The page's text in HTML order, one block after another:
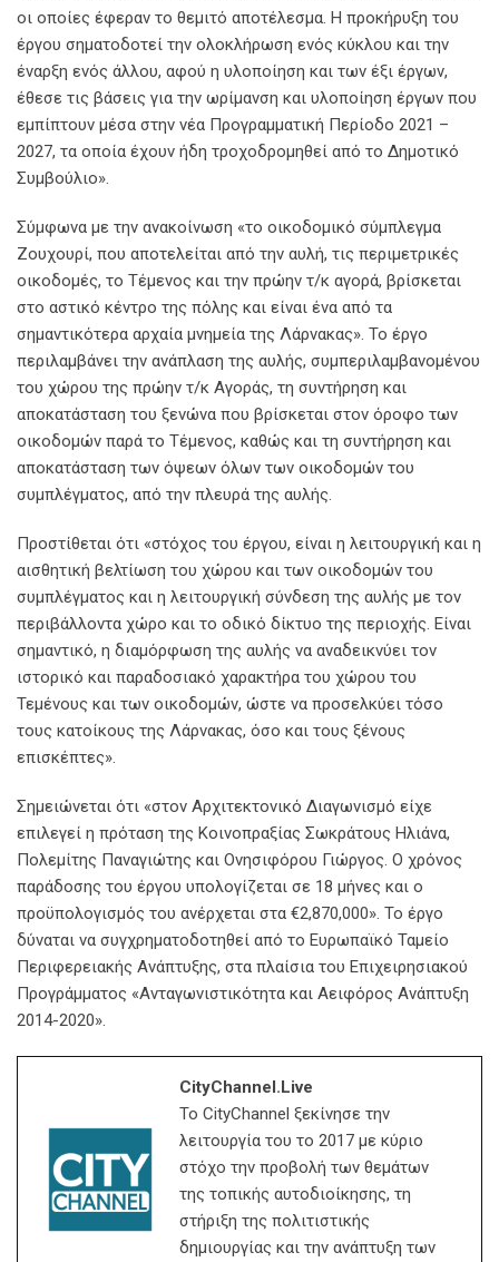
οι οποίες έφεραν το θεμιτό αποτέλεσμα. Η προκήρυξη του
έργου σηματοδοτεί την ολοκλήρωση ενός κύκλου και την
έναρξη ενός άλλου, αφού η υλοποίηση και των έξι έργων,
έθεσε τις βάσεις για την ωρίμανση και υλοποίηση έργων που
εμπίπτουν μέσα στην νέα Προγραμματική Περίοδο 2021 –
2027, τα οποία έχουν ήδη τροχοδρομηθεί από το Δημοτικό
Συμβούλιο».
Σύμφωνα με την ανακοίνωση «το οικοδομικό σύμπλεγμα
Ζουχουρί, που αποτελείται από την αυλή, τις περιμετρικές
οικοδομές, το Τέμενος και την πρώην τ/κ αγορά, βρίσκεται
στο αστικό κέντρο της πόλης και είναι ένα από τα
σημαντικότερα αρχαία μνημεία της Λάρνακας». Το έργο
περιλαμβάνει την ανάπλαση της αυλής, συμπεριλαμβανομένου
του χώρου της πρώην τ/κ Αγοράς, τη συντήρηση και
αποκατάσταση του ξενώνα που βρίσκεται στον όροφο των
οικοδομών παρά το Τέμενος, καθώς και τη συντήρηση και
αποκατάσταση των όψεων όλων των οικοδομών του
συμπλέγματος, από την πλευρά της αυλής.
Προστίθεται ότι «στόχος του έργου, είναι η λειτουργική και η
αισθητική βελτίωση του χώρου και των οικοδομών του
συμπλέγματος και η λειτουργική σύνδεση της αυλής με τον
περιβάλλοντα χώρο και το οδικό δίκτυο της περιοχής. Είναι
σημαντικό, η διαμόρφωση της αυλής να αναδεικνύει τον
ιστορικό και παραδοσιακό χαρακτήρα του χώρου του
Τεμένους και των οικοδομών, ώστε να προσελκύει τόσο
τους κατοίκους της Λάρνακας, όσο και τους ξένους
επισκέπτες».
Σημειώνεται ότι «στον Αρχιτεκτονικό Διαγωνισμό είχε
επιλεγεί η πρόταση της Κοινοπραξίας Σωκράτους Ηλιάνα,
Πολεμίτης Παναγιώτης και Ονησιφόρου Γιώργος. Ο χρόνος
παράδοσης του έργου υπολογίζεται σε 18 μήνες και ο
προϋπολογισμός του ανέρχεται στα €2,870,000». Το έργο
δύναται να συγχρηματοδοτηθεί από το Ευρωπαϊκό Ταμείο
Περιφερειακής Ανάπτυξης, στα πλαίσια του Επιχειρησιακού
Προγράμματος «Ανταγωνιστικότητα και Αειφόρος Ανάπτυξη
2014-2020».
CityChannel.live
Το CityChannel ξεκίνησε την
λειτουργία του το 2017 με κύριο
στόχο την προβολή των θεμάτων
της τοπικής αυτοδιοίκησης, τη
στήριξη της πολιτιστικής
δημιουργίας και την ανάπτυξη των